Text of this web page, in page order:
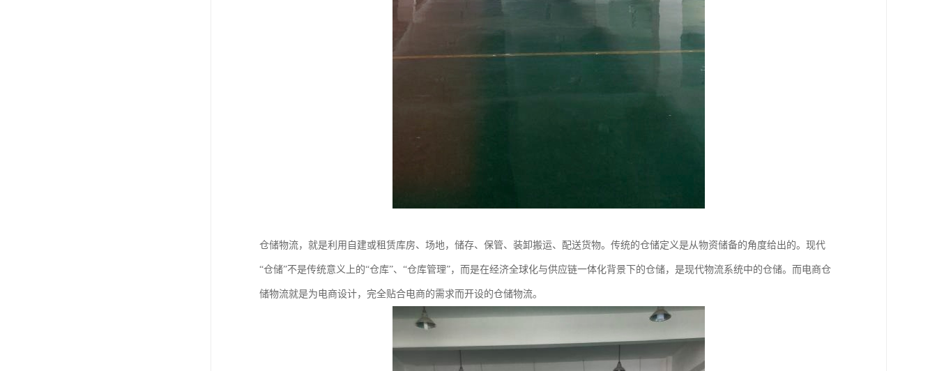
仓储物流，就是利用自建或租赁库房、场地，储存、保管、装卸搬运、配送货物。传统的仓储定义是从物资储备的角度给出的。现代
“仓储”不是传统意义上的“仓库”、“仓库管理”，而是在经济全球化与供应链一体化背景下的仓储，是现代物流系统中的仓储。而电商仓
储物流就是为电商设计，完全贴合电商的需求而开设的仓储物流。